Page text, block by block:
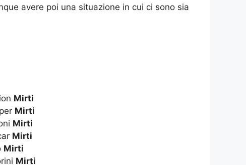
avere poi una situazione in cui ci sono sia
Mirti
Mirti
Mirti
Mirti
Mirti
Mirti